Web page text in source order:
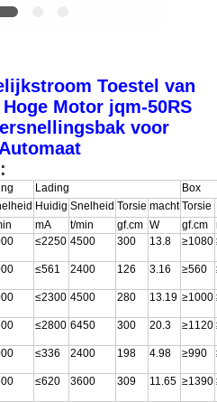
Toestel van
Motor jqm-50RS
voor
Lading
Box
Huidig Snelheid Torsie macht Torsie
mA t/min gf.cm W gf.cm
≤2250 4500 300 13.8 ≥1080
≤561 2400 126 3.16 ≥560
≤2300 4500 280 13.19 ≥1000
≤2800 6450 300 20.3 ≥1120
≤336 2400 198 4.98 ≥990
≤620 3600 309 11.65 ≥1390